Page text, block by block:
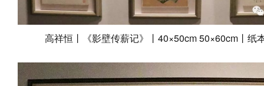
高祥恒丨《影壁传薪记》 丨 40×50cm 50×60cm丨纸